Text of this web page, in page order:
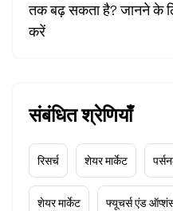
तक बढ़ सकता है? जानने के
करें
संबंधित श्रेणियाँ
रिसर्च शेयर मार्केट
शेयर मार्केट फ्यूचर्स एंड